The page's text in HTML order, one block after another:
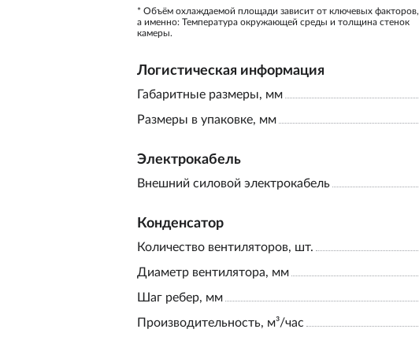
* Объём охлаждаемой площади зависит от ключевых факторов,
а именно: Температура окружающей среды и толщина стенок
камеры.
Логистическая информация
Габаритные размеры, мм
Размеры в упаковке, мм
Электрокабель
Внешний силовой электрокабель
Конденсатор
Количество вентиляторов, шт.
Диаметр вентилятора, мм
Шаг ребер, мм
Производительность, м³/час